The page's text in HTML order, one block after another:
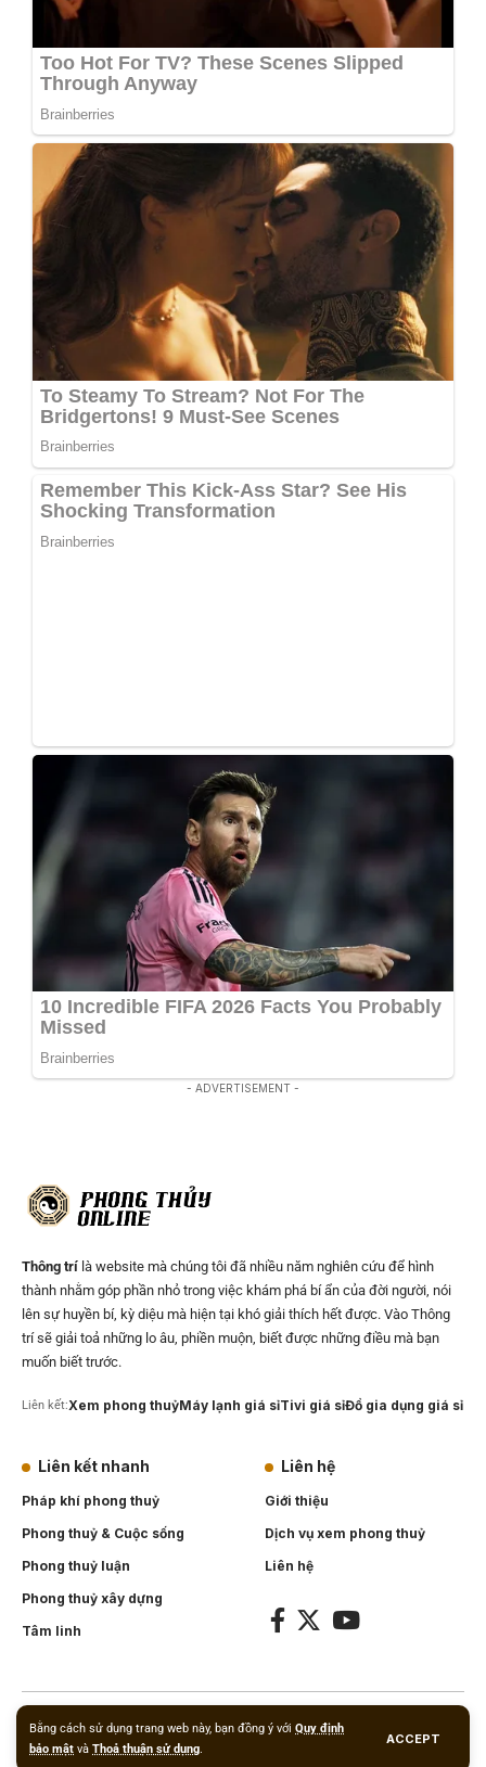
Bằng cách sử dụng trang web này, bạn đồng ý với Quy định
bảo mật và Thoả thuận sử dụng.
ACCEPT
- ADVERTISEMENT -
Thông trí là website mà chúng tôi đã nhiều năm nghiên cứu để hình
thành nhằm góp phần nhỏ trong việc khám phá bí ẩn của đời người, nói
lên sự huyền bí, kỳ diệu mà hiện tại khó giải thích hết được. Vào Thông
trí sẽ giải toả những lo âu, phiền muộn, biết được những điều mà bạn
muốn biết trước.
Liên kết:Xem phong thuỷMáy lạnh giá sỉTivi giá sỉĐồ gia dụng giá sỉ
Liên kết nhanh
Pháp khí phong thuỷ
Phong thuỷ & Cuộc sống
Phong thuỷ luận
Phong thuỷ xây dựng
Tâm linh
Liên hệ
Giới thiệu
Dịch vụ xem phong thuỷ
Liên hệ
Copyright © 2012PhongthuyOnline.Net . Powered by
Vật phẩm phong thuỷ